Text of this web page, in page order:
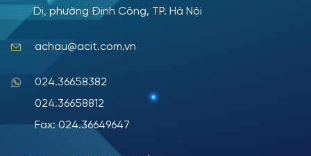
Dị, phường Định Công, TP. Hà Nội
achau@acit.com.vn
024.36658382
024.36658812
Fax: 024.36649647